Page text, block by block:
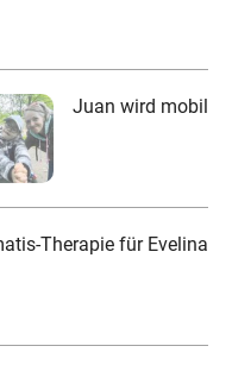
Juan wird mobil
Therapie für Evelina